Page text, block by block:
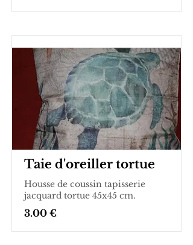
Taie d'oreiller tortue
Housse de coussin tapisserie
jacquard tortue 45x45 cm.
3.00 €